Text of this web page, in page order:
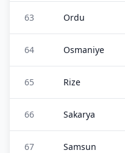
63 Ordu
64 Osmaniye
65 Rize
66 Sakarya
67 Samsun